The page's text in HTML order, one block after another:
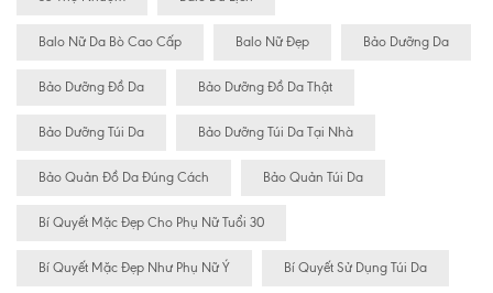
Balo Nữ Da Bò Cao Cấp Balo Nữ Đẹp Bảo Dưỡng Da
Bảo Dưỡng Đồ Da Bảo Dưỡng Đồ Da Thật
Bảo Dưỡng Túi Da Bảo Dưỡng Túi Da Tại Nhà
Bảo Quản Đồ Da Đúng Cách Bảo Quản Túi Da
Bí Quyết Mặc Đẹp Cho Phụ Nữ Tuổi 30
Bí Quyết Mặc Đẹp Như Phụ Nữ Ý Bí Quyết Sử Dụng Túi Da